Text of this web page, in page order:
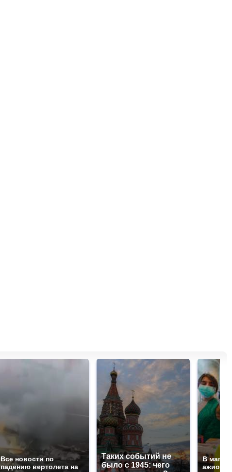
Все новости по
падению вертолета на
Таких событий не
было с 1945: чего
В
ажиотаж